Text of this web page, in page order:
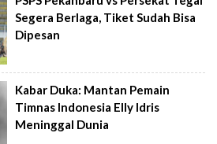
Segera Berlaga, Tiket Sudah Bisa
Dipesan
Kabar Duka: Mantan Pemain
Timnas Indonesia Elly Idris
Meninggal Dunia